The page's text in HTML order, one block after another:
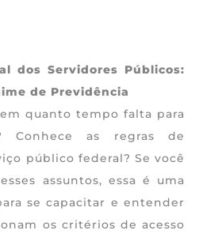
dos Servidores Públicos:
de Previdência
quanto tempo falta para
Conhece as regras de
público federal? Se você
assuntos, essa é uma
se capacitar e entender
os critérios de acesso